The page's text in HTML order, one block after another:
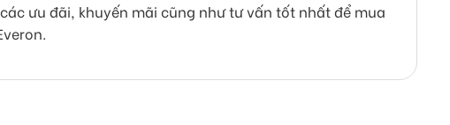
ưu đãi, khuyến mãi cũng như tư vấn tốt nhất để mua